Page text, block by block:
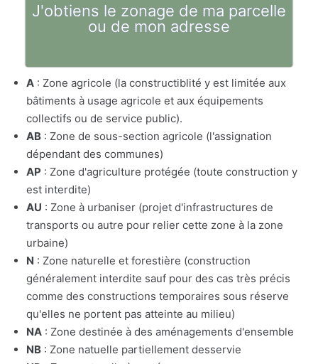
J'obtiens le zonage de ma parcelle
ou de mon adresse
A : Zone agricole (la constructiblité y est limitée aux
bâtiments à usage agricole et aux équipements
collectifs ou de service public).
AB : Zone de sous-section agricole (l'assignation
dépendant des communes)
AP : Zone d'agriculture protégée (toute construction y
est interdite)
AU : Zone à urbaniser (projet d'infrastructures de
transports ou autre pour relier cette zone à la zone
urbaine)
N : Zone naturelle et forestière (construction
généralement interdite sauf pour des cas très précis
comme des constructions temporaires sous réserve
qu'elles ne portent pas atteinte au milieu)
NA : Zone destinée à des aménagements d'ensemble
NB : Zone natuelle partiellement desservie